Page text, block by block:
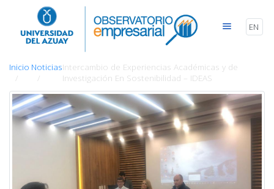
EN
Inicio NoticiasIntercambio de Experiencias Académicas y de
Investigación En Sostenibilidad – IDEAS